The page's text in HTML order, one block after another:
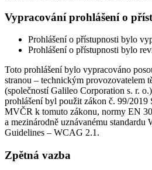
Vypracování prohlášení o
Prohlášení o přístupnosti bylo
Prohlášení o přístupnosti bylo
Toto prohlášení bylo vypracováno
stranou – technickým provozovatelem
(společností Galileo Corporation s. r.
prohlášení byl použit zákon č. 99/2019
MVČR k tomuto zákonu, normy EN
a mezinárodně uznávanému standardu
Guidelines – WCAG 2.1.
Zpětná vazba